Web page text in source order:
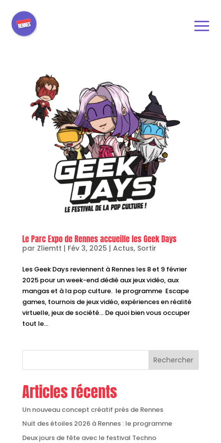
Le Parc Expo de Rennes accueille les Geek Days
par Zliemtt | Fév 3, 2025 | Actus, Sortir
Les Geek Days reviennent à Rennes les 8 et 9 février
2025 pour un week-end dédié aux jeux vidéo, aux
mangas et à la pop culture. le programme Escape
games, tournois de jeux vidéo, expériences en réalité
virtuelle, jeux de société… De quoi bien vous occuper
tout le...
Rechercher
Articles récents
Un nouveau concept créatif près de Rennes
Nuit des étoiles 2026 à Rennes : le programme
Deux jours de fête avec le festival Techno